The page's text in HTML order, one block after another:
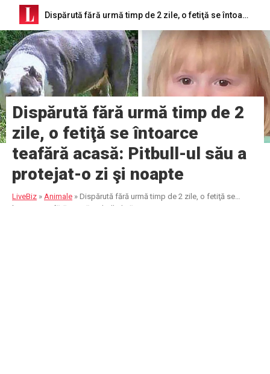
Dispărută fără urmă timp de 2 zile, o fetiţă se întoarce teafără acasă: Pitbull-ul său a protejat-o zi şi noapte
Dispărută fără urmă timp de 2
zile, o fetiţă se întoarce
teafără acasă: Pitbull-ul său a
protejat-o zi şi noapte
LiveBiz » Animale » Dispărută fără urmă timp de 2 zile, o fetiţă se
întoarce teafără acasă: Pitbull-ul său a protejat-o zi şi noapte